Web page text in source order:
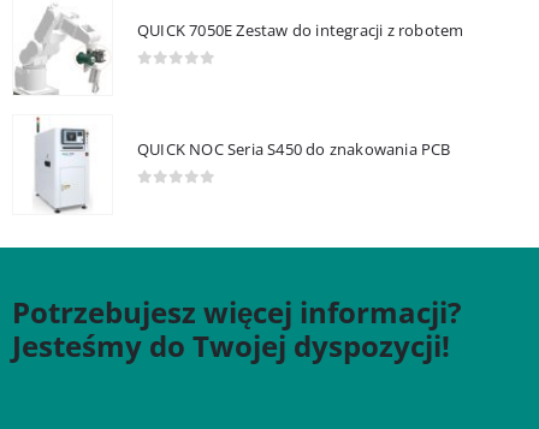
QUICK 7050E Zestaw do integracji z robotem
QUICK NOC Seria S450 do znakowania PCB
Potrzebujesz więcej informacji?
Jesteśmy do Twojej dyspozycji!